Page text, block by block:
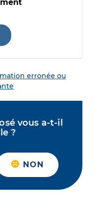
erronée ou
vous a-t-il
?
NON